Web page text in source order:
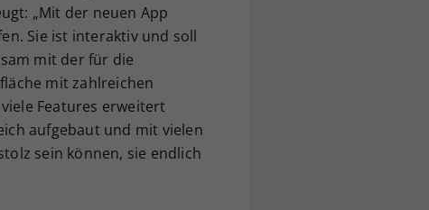
„Mit der neuen App
Sie ist interaktiv und soll
mit der für die
mit zahlreichen
Features erweitert
aufgebaut und mit vielen
sein können, sie endlich